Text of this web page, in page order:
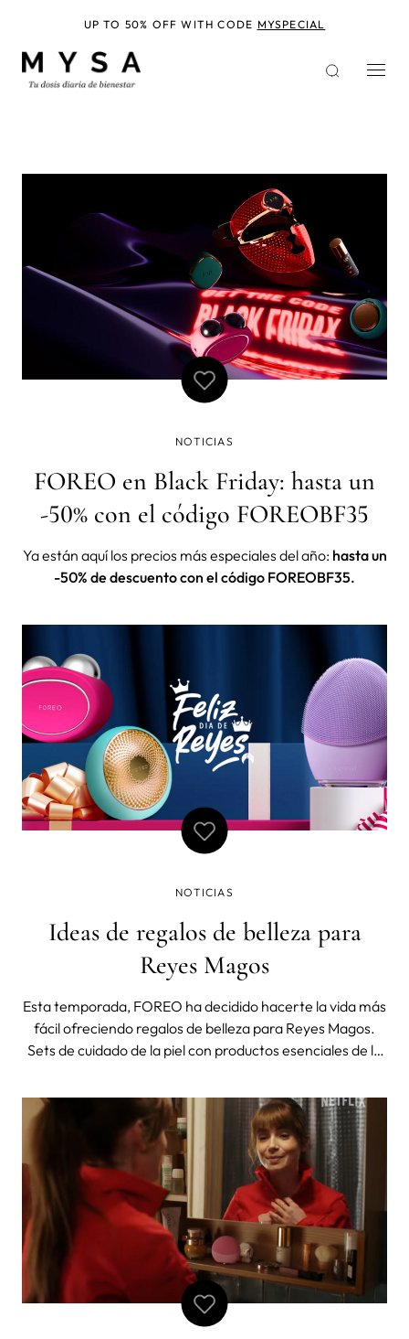
NOTICIAS
FOREO en Black Friday: hasta un
-50% con el código FOREOBF35
Ya están aquí los precios más especiales del año: hasta un
-50% de descuento con el código FOREOBF35.
NOTICIAS
Ideas de regalos de belleza para
Reyes Magos
Esta temporada, FOREO ha decidido hacerte la vida más
fácil ofreciendo regalos de belleza para Reyes Magos.
Sets de cuidado de la piel con productos esenciales de la
esas personas especiales en tu vida. Además, estos sets
son perfectos como re
UP TO 50% OFF WITH CODE MYSPECIAL